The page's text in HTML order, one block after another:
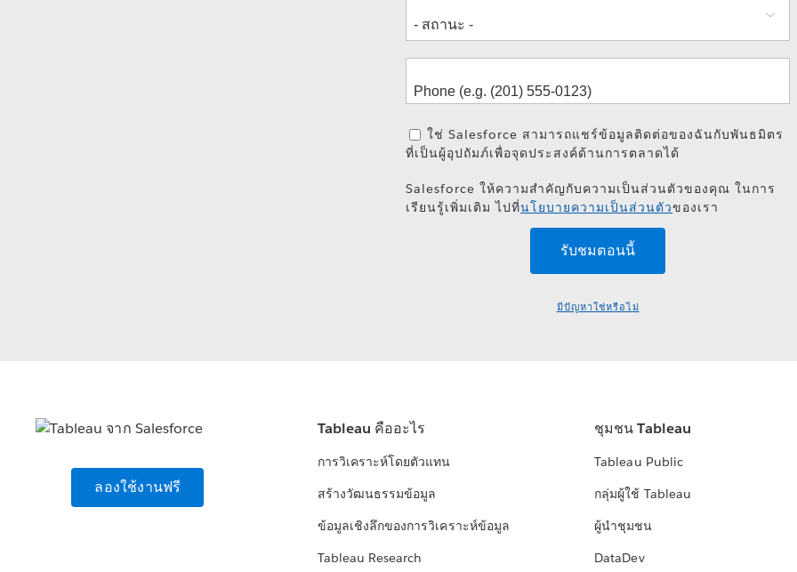
ใช่ Salesforce สามารถแชร์ข้อมูลติดต่อของฉันกับพันธมิตร
ที่เป็นผู้อุปถัมภ์เพื่อจุดประสงค์ด้านการตลาดได้
Salesforce ให้ความสำคัญกับความเป็นส่วนตัวของคุณ ในการ
เรียนรู้เพิ่มเติม ไปที่นโยบายความเป็นส่วนตัวของเรา
มีปัญหาใช่หรือไม่
ลองใช้งานฟรี
Tableau คืออะไร
การวิเคราะห์โดยตัวแทน
สร้างวัฒนธรรมข้อมูล
ข้อมูลเชิงลึกของการวิเคราะห์ข้อมูล
Tableau Research
ชุมชน Tableau
Tableau Public
กลุ่มผู้ใช้ Tableau
ผู้นำชุมชน
DataDev